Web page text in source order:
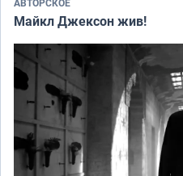
АВТОРСКОЕ
Майкл Джексон жив!